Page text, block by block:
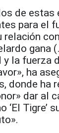
de estas
para el
relación
gana
la fuerza
ha
donde ha
dar al
‘El Tigre’